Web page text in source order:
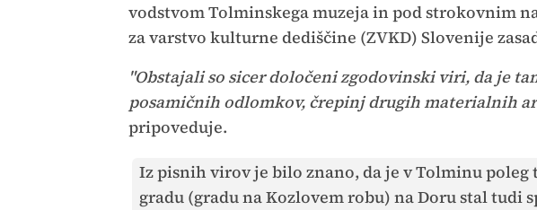
vodstvom Tolminskega muzeja in pod strokovnim
za varstvo kulturne dediščine (ZVKD) Slovenije
"Obstajali so sicer določeni zgodovinski viri, da je
posamičnih odlomkov, črepinj drugih materialnih
pripoveduje.
Iz pisnih virov je bilo znano, da je v Tolminu poleg
gradu (gradu na Kozlovem robu) na Doru stal tudi